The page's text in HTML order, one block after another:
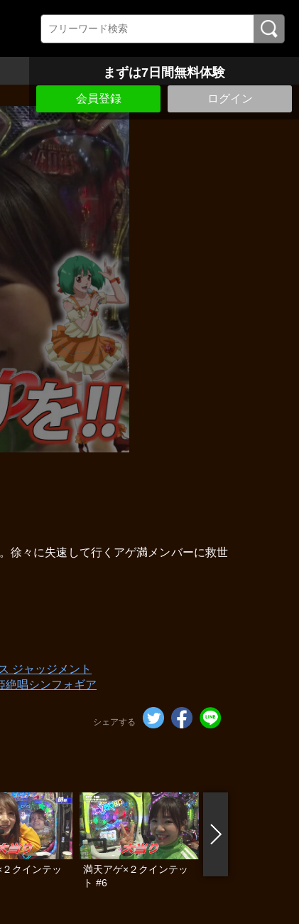
まずは7日間無料体験
会員登録 ログイン
徐々に失速して行くアゲ満メンバーに救世
ジャッジメント
絶唱シンフォギア
シェアする
クインテッ
満天アゲ×２クインテッ
ト #6